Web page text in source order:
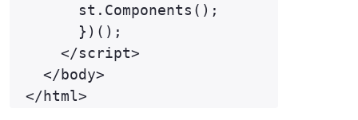
      st.Components();
      })();
    </script>
  </body>